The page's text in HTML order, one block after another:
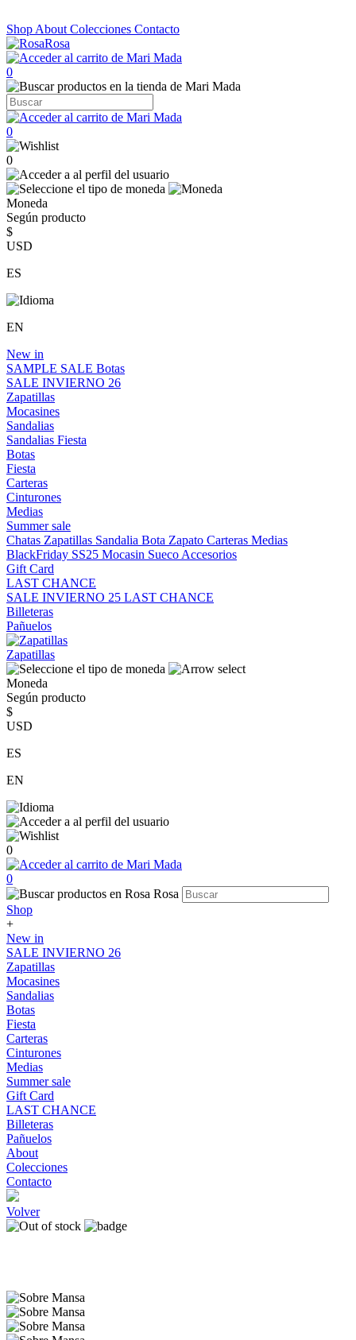
Shop About Colecciones Contacto
0
0
0
Moneda
Según producto
$
USD
ES
EN
New in
SAMPLE SALE Botas
SALE INVIERNO 26
Zapatillas
Mocasines
Sandalias
Sandalias Fiesta
Botas
Fiesta
Carteras
Cinturones
Medias
Summer sale
Chatas Zapatillas Sandalia Bota Zapato Carteras Medias
BlackFriday SS25 Mocasin Sueco Accesorios
Gift Card
LAST CHANCE
SALE INVIERNO 25 LAST CHANCE
Billeteras
Pañuelos
Zapatillas
Moneda
Según producto
$
USD
ES
EN
0
0
Shop
+
New in
SALE INVIERNO 26
Zapatillas
Mocasines
Sandalias
Botas
Fiesta
Carteras
Cinturones
Medias
Summer sale
Gift Card
LAST CHANCE
Billeteras
Pañuelos
About
Colecciones
Contacto
Volver